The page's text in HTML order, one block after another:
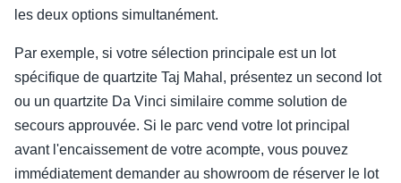
les deux options simultanément.
Par exemple, si votre sélection principale est un lot
spécifique de quartzite Taj Mahal, présentez un second lot
ou un quartzite Da Vinci similaire comme solution de
secours approuvée. Si le parc vend votre lot principal
avant l'encaissement de votre acompte, vous pouvez
immédiatement demander au showroom de réserver le lot